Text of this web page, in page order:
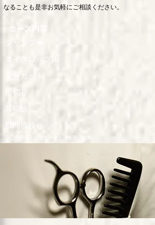
なることも是非お気軽にご相談ください。
コース内容
シャンプー
​マイクロバブル
全身カット
爪切り
耳掃除
肛門腺絞り
​※ご希望によりヒゲカット、お腹バリカン